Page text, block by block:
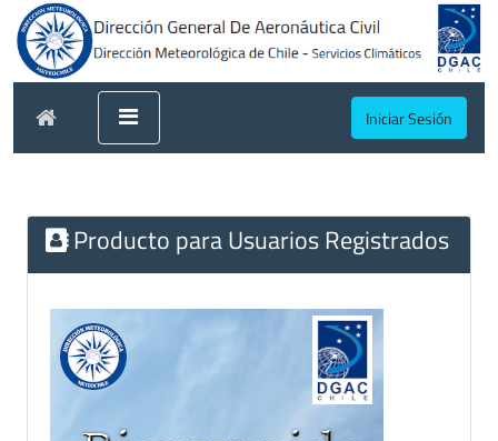
Iniciar Sesión
Producto para Usuarios Registrados